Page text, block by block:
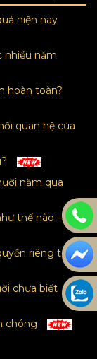
hiện nay
nhiều năm
hoàn toàn?
quan hệ của
năm qua
thế nào –
riêng tư
chưa biết
chóng